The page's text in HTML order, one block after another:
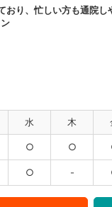
り、忙しい方も通院し
水 木
○ ○
○ -